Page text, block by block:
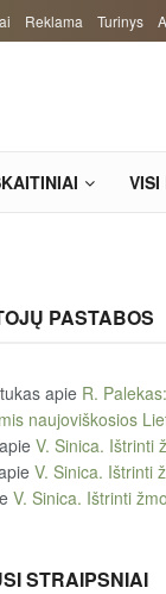
Reklama Turinys
VISI
PASTABOS
apie R.
naujoviškosios
apie V. Sinica. Ištrinti
V. Sinica. Ištrinti
V. Sinica. Ištrinti
STRAIPSNIAI